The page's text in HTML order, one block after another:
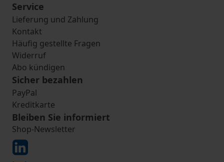
Service
Lieferung und Zahlung
Kontakt
Häufig gestellte Fragen
Widerruf
Abo kündigen
Sicher bezahlen
PayPal
Kreditkarte
Bleiben Sie informiert
Shop-Newsletter